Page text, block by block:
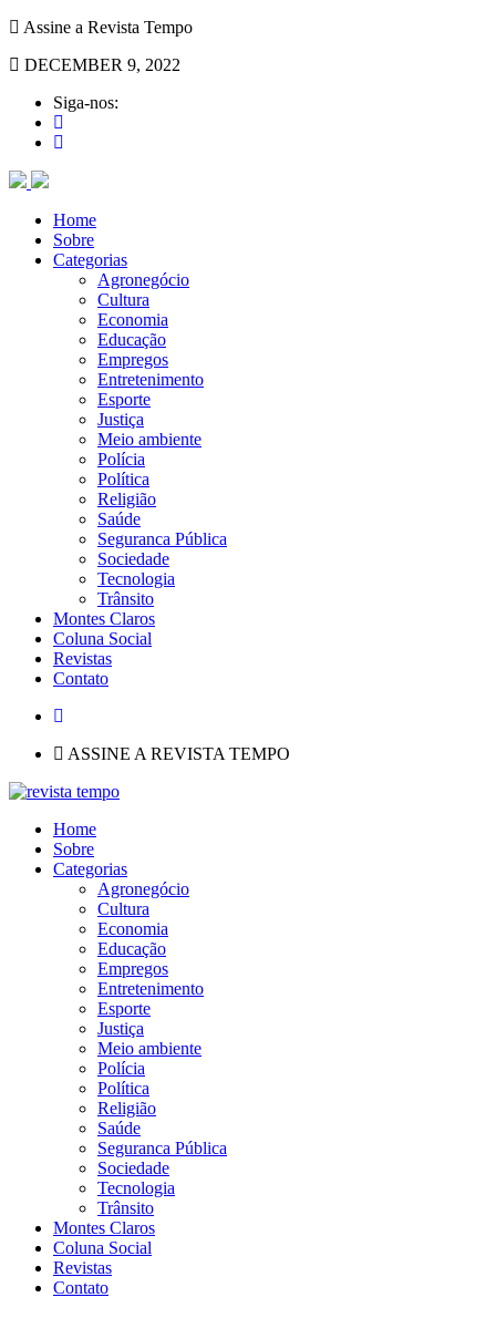
Assine a Revista Tempo
DECEMBER 9, 2022
Siga-nos:
Home
Sobre
Categorias
Agronegócio
Cultura
Economia
Educação
Empregos
Entretenimento
Esporte
Justiça
Meio ambiente
Polícia
Política
Religião
Saúde
Seguranca Pública
Sociedade
Tecnologia
Trânsito
Montes Claros
Coluna Social
Revistas
Contato
ASSINE A REVISTA TEMPO
Home
Sobre
Categorias
Agronegócio
Cultura
Economia
Educação
Empregos
Entretenimento
Esporte
Justiça
Meio ambiente
Polícia
Política
Religião
Saúde
Seguranca Pública
Sociedade
Tecnologia
Trânsito
Montes Claros
Coluna Social
Revistas
Contato